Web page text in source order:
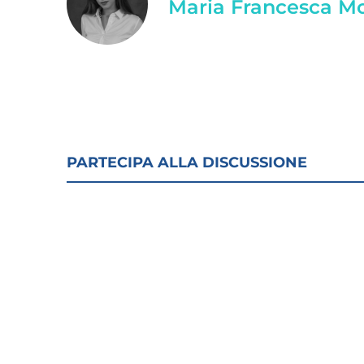
Maria Francesca
PARTECIPA ALLA DISCUSSIONE